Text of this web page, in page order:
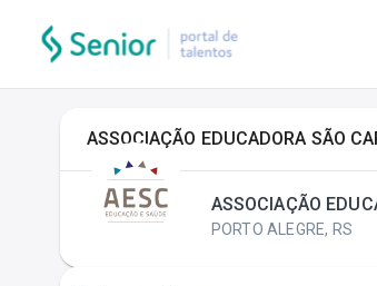
ASSOCIAÇÃO EDUCADORA SÃO
ASSOCIAÇÃO
PORTO ALEGRE, RS